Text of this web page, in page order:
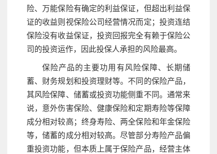
险、万能保险有确定的利益保证，但超出利益保
证的收益则视保险公司经营情况而定；投资连结
保险没有收益保证，投资回报完全有赖于保险公
司的投资运作，因此投保人承担的风险最高。
保险产品的主要功用有风险保障、长期储
蓄、财务规划和投资理财等。不同的保险产品，
其风险保障、储蓄或投资功能侧重不同。通常来
说，意外伤害保险、健康保险和定期寿险等保障
成分相对较高；终身寿险、两全保险和年金保险
等，储蓄的成分相对较高。尽管部分寿险产品偏
重投资功能，但本质上属于保险产品，经营主体